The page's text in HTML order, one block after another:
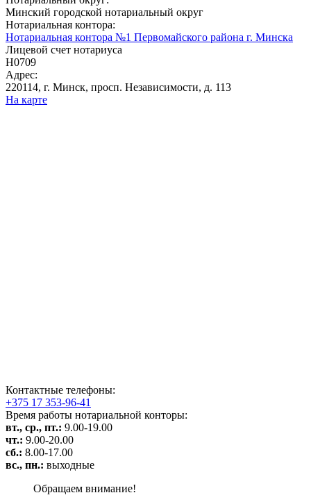
Минский городской нотариальный округ
Нотариальная контора:
Нотариальная контора №1 Первомайского района г. Минска
Лицевой счет нотариуса
Н0709
Адрес:
220114, г. Минск, просп. Независимости, д. 113
На карте
Контактные телефоны:
+375 17 353-96-41
Время работы нотариальной конторы:
вт., ср., пт.: 9.00-19.00
чт.: 9.00-20.00
сб.: 8.00-17.00
вс., пн.: выходные
Обращаем внимание!